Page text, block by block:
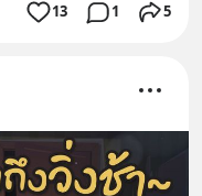
13 1 5